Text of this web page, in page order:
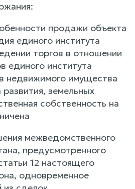
продажи объекта
единого института
торгов в отношении
единого института
недвижимого имущества
земельных
собственность на
межведомственного
предусмотренного
12 настоящего
одновременное